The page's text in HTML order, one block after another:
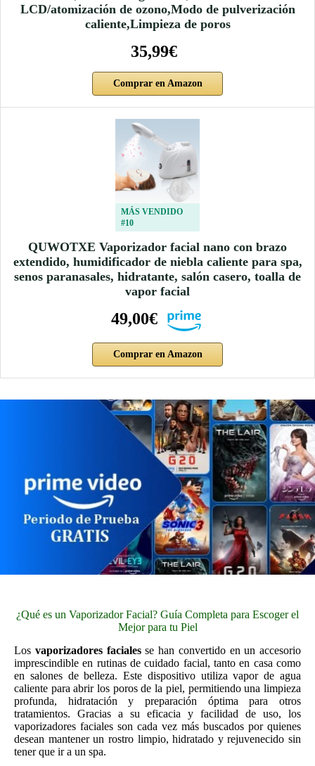
LCD/atomización de ozono,Modo de pulverización
caliente,Limpieza de poros
35,99€
Comprar en Amazon
MÁS VENDIDO
#10
QUWOTXE Vaporizador facial nano con brazo
extendido, humidificador de niebla caliente para spa,
senos paranasales, hidratante, salón casero, toalla de
vapor facial
49,00€
Comprar en Amazon
¿Qué es un Vaporizador Facial? Guía Completa para Escoger el
Mejor para tu Piel
Los vaporizadores facialesse han convertido en un accesorio
imprescindible en rutinas de cuidado facial, tanto en casa como
en salones de belleza. Este dispositivo utiliza vapor de agua
caliente para abrir los poros de la piel, permitiendo una limpieza
profunda, hidratación y preparación óptima para otros
tratamientos. Gracias a su eficacia y facilidad de uso, los
vaporizadores faciales son cada vez más buscados por quienes
desean mantener un rostro limpio, hidratado y rejuvenecido sin
tener que ir a un spa.